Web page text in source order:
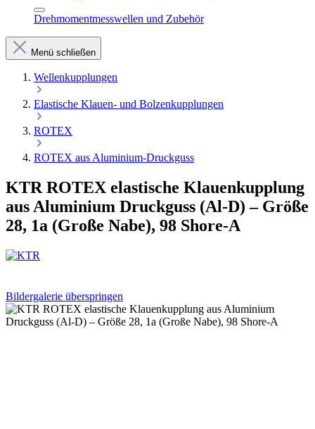
Drehmomentmesswellen und Zubehör
Menü schließen
Wellenkupplungen
Elastische Klauen- und Bolzenkupplungen
ROTEX
ROTEX aus Aluminium-Druckguss
KTR ROTEX elastische Klauenkupplung
aus Aluminium Druckguss (Al-D) – Größe
28, 1a (Große Nabe), 98 Shore-A
Bildergalerie überspringen